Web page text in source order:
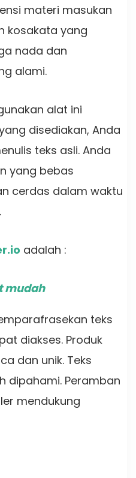
materi masukan
kosakata yang
nada dan
alami.
alat ini
disediakan, Anda
teks asli. Anda
yang bebas
cerdas dalam waktu
adalah :
mudah
teks
diakses. Produk
dan unik. Teks
dipahami. Peramban
mendukung